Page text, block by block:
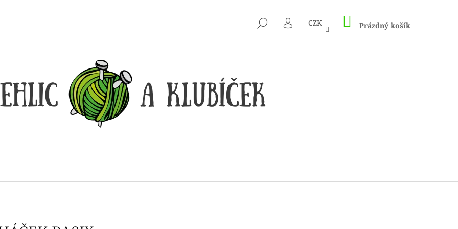
HLEDAT
PŘIHLÁŠENÍ
CZK NÁKUPNÍ
KOŠÍK
Prázdný košík
CO POTŘEBUJETE NAJÍT?
HLEDAT
Kč